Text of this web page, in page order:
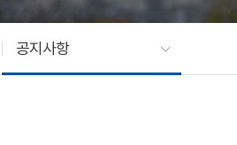
공지사항